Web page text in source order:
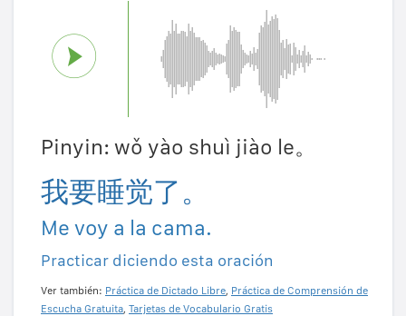
Pinyin: wǒ yào shuì jiào le。
我要睡觉了。
Me voy a la cama.
Practicar diciendo esta oración
Ver también: Práctica de Dictado Libre, Práctica de Comprensión de
Escucha Gratuita, Tarjetas de Vocabulario Gratis